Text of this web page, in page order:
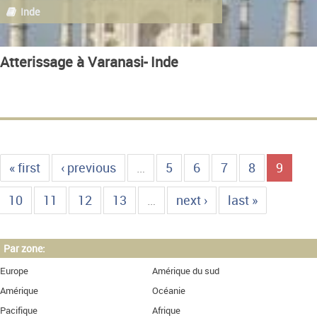
Inde
Atterissage à Varanasi- Inde
« first ‹ previous 5 6 7 8
9
10
11 12 13 next › last »
Par zone:
Europe
Amérique du sud
Amérique
Océanie
Pacifique
Afrique